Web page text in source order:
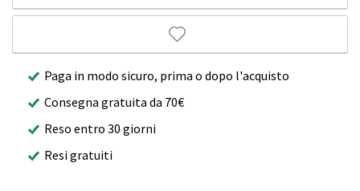
Paga in modo sicuro, prima o dopo l'acquisto
Consegna gratuita da 70€
Reso entro 30 giorni
Resi gratuiti